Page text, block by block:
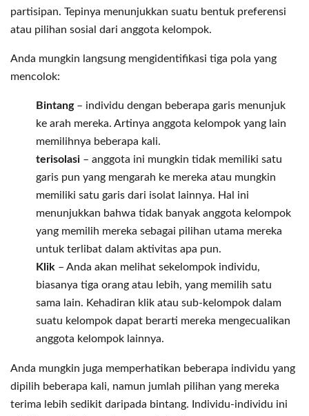
partisipan. Tepinya menunjukkan suatu bentuk preferensi
atau pilihan sosial dari anggota kelompok.
Anda mungkin langsung mengidentifikasi tiga pola yang
mencolok:
Bintang– individu dengan beberapa garis menunjuk
ke arah mereka. Artinya anggota kelompok yang lain
memilihnya beberapa kali.
terisolasi – anggota ini mungkin tidak memiliki satu
garis pun yang mengarah ke mereka atau mungkin
memiliki satu garis dari isolat lainnya. Hal ini
menunjukkan bahwa tidak banyak anggota kelompok
yang memilih mereka sebagai pilihan utama mereka
untuk terlibat dalam aktivitas apa pun.
Klik – Anda akan melihat sekelompok individu,
biasanya tiga orang atau lebih, yang memilih satu
sama lain. Kehadiran klik atau sub-kelompok dalam
suatu kelompok dapat berarti mereka mengecualikan
anggota kelompok lainnya.
Anda mungkin juga memperhatikan beberapa individu yang
dipilih beberapa kali, namun jumlah pilihan yang mereka
terima lebih sedikit daripada bintang. Individu-individu ini